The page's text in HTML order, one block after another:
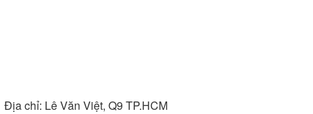
Địa chỉ: Lê Văn Việt, Q9 TP.HCM